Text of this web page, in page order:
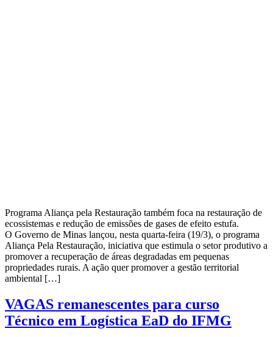
Programa Aliança pela Restauração também foca na restauração de
ecossistemas e redução de emissões de gases de efeito estufa.
O Governo de Minas lançou, nesta quarta-feira (19/3), o programa
Aliança Pela Restauração, iniciativa que estimula o setor produtivo a
promover a recuperação de áreas degradadas em pequenas
propriedades rurais. A ação quer promover a gestão territorial
ambiental […]
VAGAS remanescentes para curso
Técnico em Logística EaD do IFMG